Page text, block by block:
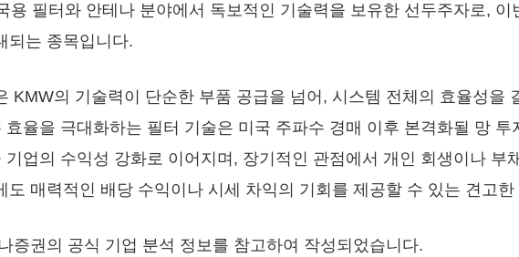
용 필터와 안테나 분야에서 독보적인 기술력을 보유한 선두주자로,
되는 종목입니다.
KMW의 기술력이 단순한 부품 공급을 넘어, 시스템 전체의 효율성을
효율을 극대화하는 필터 기술은 미국 주파수 경매 이후 본격화될 망
기업의 수익성 강화로 이어지며, 장기적인 관점에서 개인 회생이나 부
도 매력적인 배당 수익이나 시세 차익의 기회를 제공할 수 있는 견고
증권의 공식 기업 분석 정보를 참고하여 작성되었습니다.